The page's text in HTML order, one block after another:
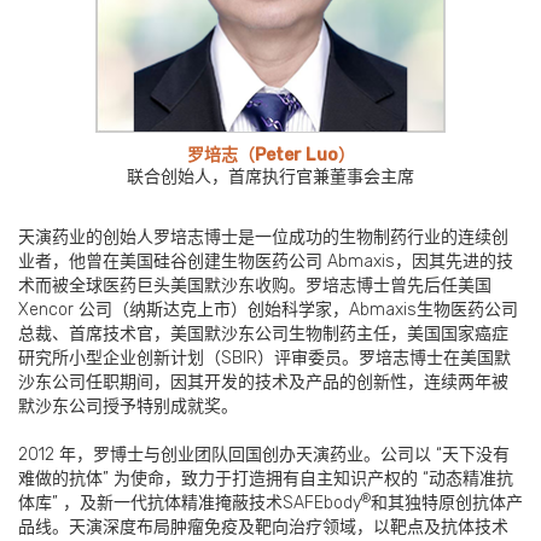
罗培志（Peter Luo）
联合创始人，首席执行官兼董事会主席
天演药业的创始人罗培志博士是一位成功的生物制药行业的连续创
业者，他曾在美国硅谷创建生物医药公司 Abmaxis，因其先进的技
术而被全球医药巨头美国默沙东收购。罗培志博士曾先后任美国
Xencor 公司（纳斯达克上市）创始科学家，Abmaxis生物医药公司
总裁、首席技术官，美国默沙东公司生物制药主任，美国国家癌症
研究所小型企业创新计划（SBIR）评审委员。罗培志博士在美国默
沙东公司任职期间，因其开发的技术及产品的创新性，连续两年被
默沙东公司授予特别成就奖。
2012 年，罗博士与创业团队回国创办天演药业。公司以 “天下没有
难做的抗体” 为使命，致力于打造拥有自主知识产权的 “动态精准抗
体库” ，及新一代抗体精准掩蔽技术SAFEbody®和其独特原创抗体产
品线。天演深度布局肿瘤免疫及靶向治疗领域，以靶点及抗体技术